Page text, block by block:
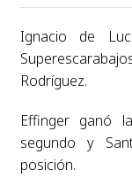
Ignacio de
Rodríguez.
Effinger ganó
segundo y
posición.